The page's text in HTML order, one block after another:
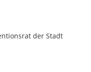
der Stadt